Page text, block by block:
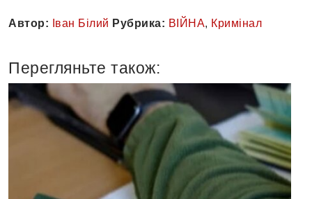
Автор: Іван Білий Рубрика: ВІЙНА, Кримінал
Перегляньте також: